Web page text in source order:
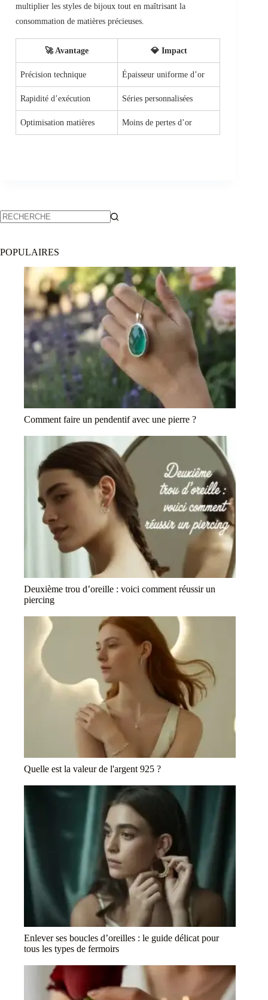
multiplier les styles de bijoux tout en maîtrisant la
consommation de matières précieuses.
🚀 Avantage 💎 Impact
Précision technique Épaisseur uniforme d’or
Rapidité d’exécution Séries personnalisées
Optimisation matières Moins de pertes d’or
POPULAIRES
Comment faire un pendentif avec une pierre ?
Deuxième trou d’oreille : voici comment réussir un
piercing
Quelle est la valeur de l'argent 925 ?
Enlever ses boucles d’oreilles : le guide délicat pour
tous les types de fermoirs